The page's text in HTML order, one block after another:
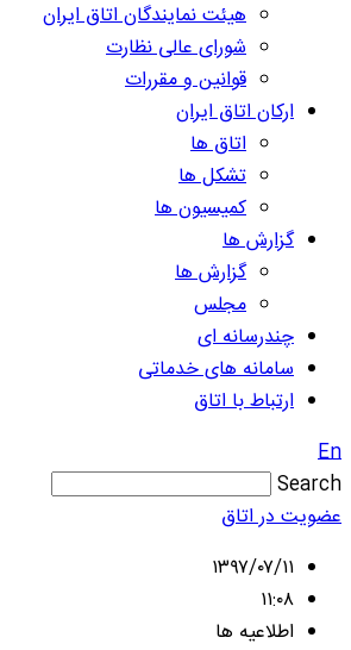
هیئت نمایندگان اتاق ایران
شورای عالی نظارت
قوانین و مقررات
ارکان اتاق ایران
اتاق ها
تشکل ها
کمیسیون ها
گزارش ها
گزارش ها
مجلس
چندرسانه ای
سامانه های خدماتی
ارتباط با اتاق
En
Search
عضویت در اتاق
۱۳۹۷/۰۷/۱۱
۱۱:۰۸
اطلاعیه ها